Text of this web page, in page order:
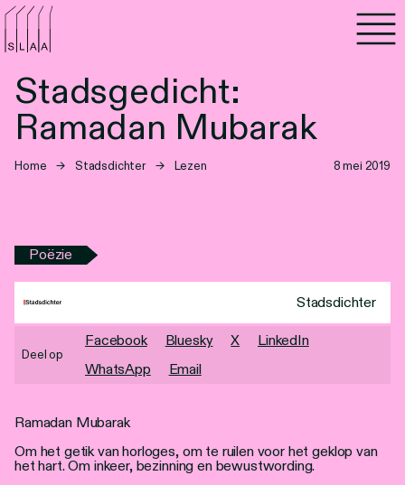
Stadsgedicht:
Ramadan Mubarak
Home → Stadsdichter → Lezen 8 mei 2019
Ramadan Mubarak
Om het getik van horloges, om te ruilen voor het geklop van
het hart. Om inkeer, bezinning en bewustwording.
Poëzie
Stadsdichter
Deel op
Facebook Bluesky X
LinkedIn
WhatsApp
Email
Agenda
Programma's
Lezen
Nieuwsbrief
Over SLAA
Vacatures
Locaties
Personen
Toegankelijkheid